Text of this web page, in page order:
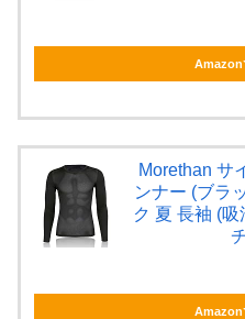
Amazon
Morethan サ
ンナー (ブラ
ク 夏 長袖 (
Amazon